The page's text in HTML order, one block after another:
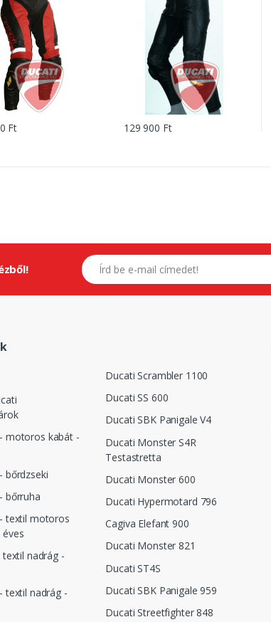
Ft 129 900 Ft
E-mail címed
motoros kabát -
bőrdzseki
bőrruha
textil motoros
nadrág -
textil nadrág -
Ducati Scrambler 1100
Ducati SS 600
Ducati SBK Panigale V4
Ducati Monster S4R
Testastretta
Ducati Monster 600
Ducati Hypermotard 796
Cagiva Elefant 900
Ducati Monster 821
Ducati ST4S
Ducati SBK Panigale 959
Ducati Streetfighter 848